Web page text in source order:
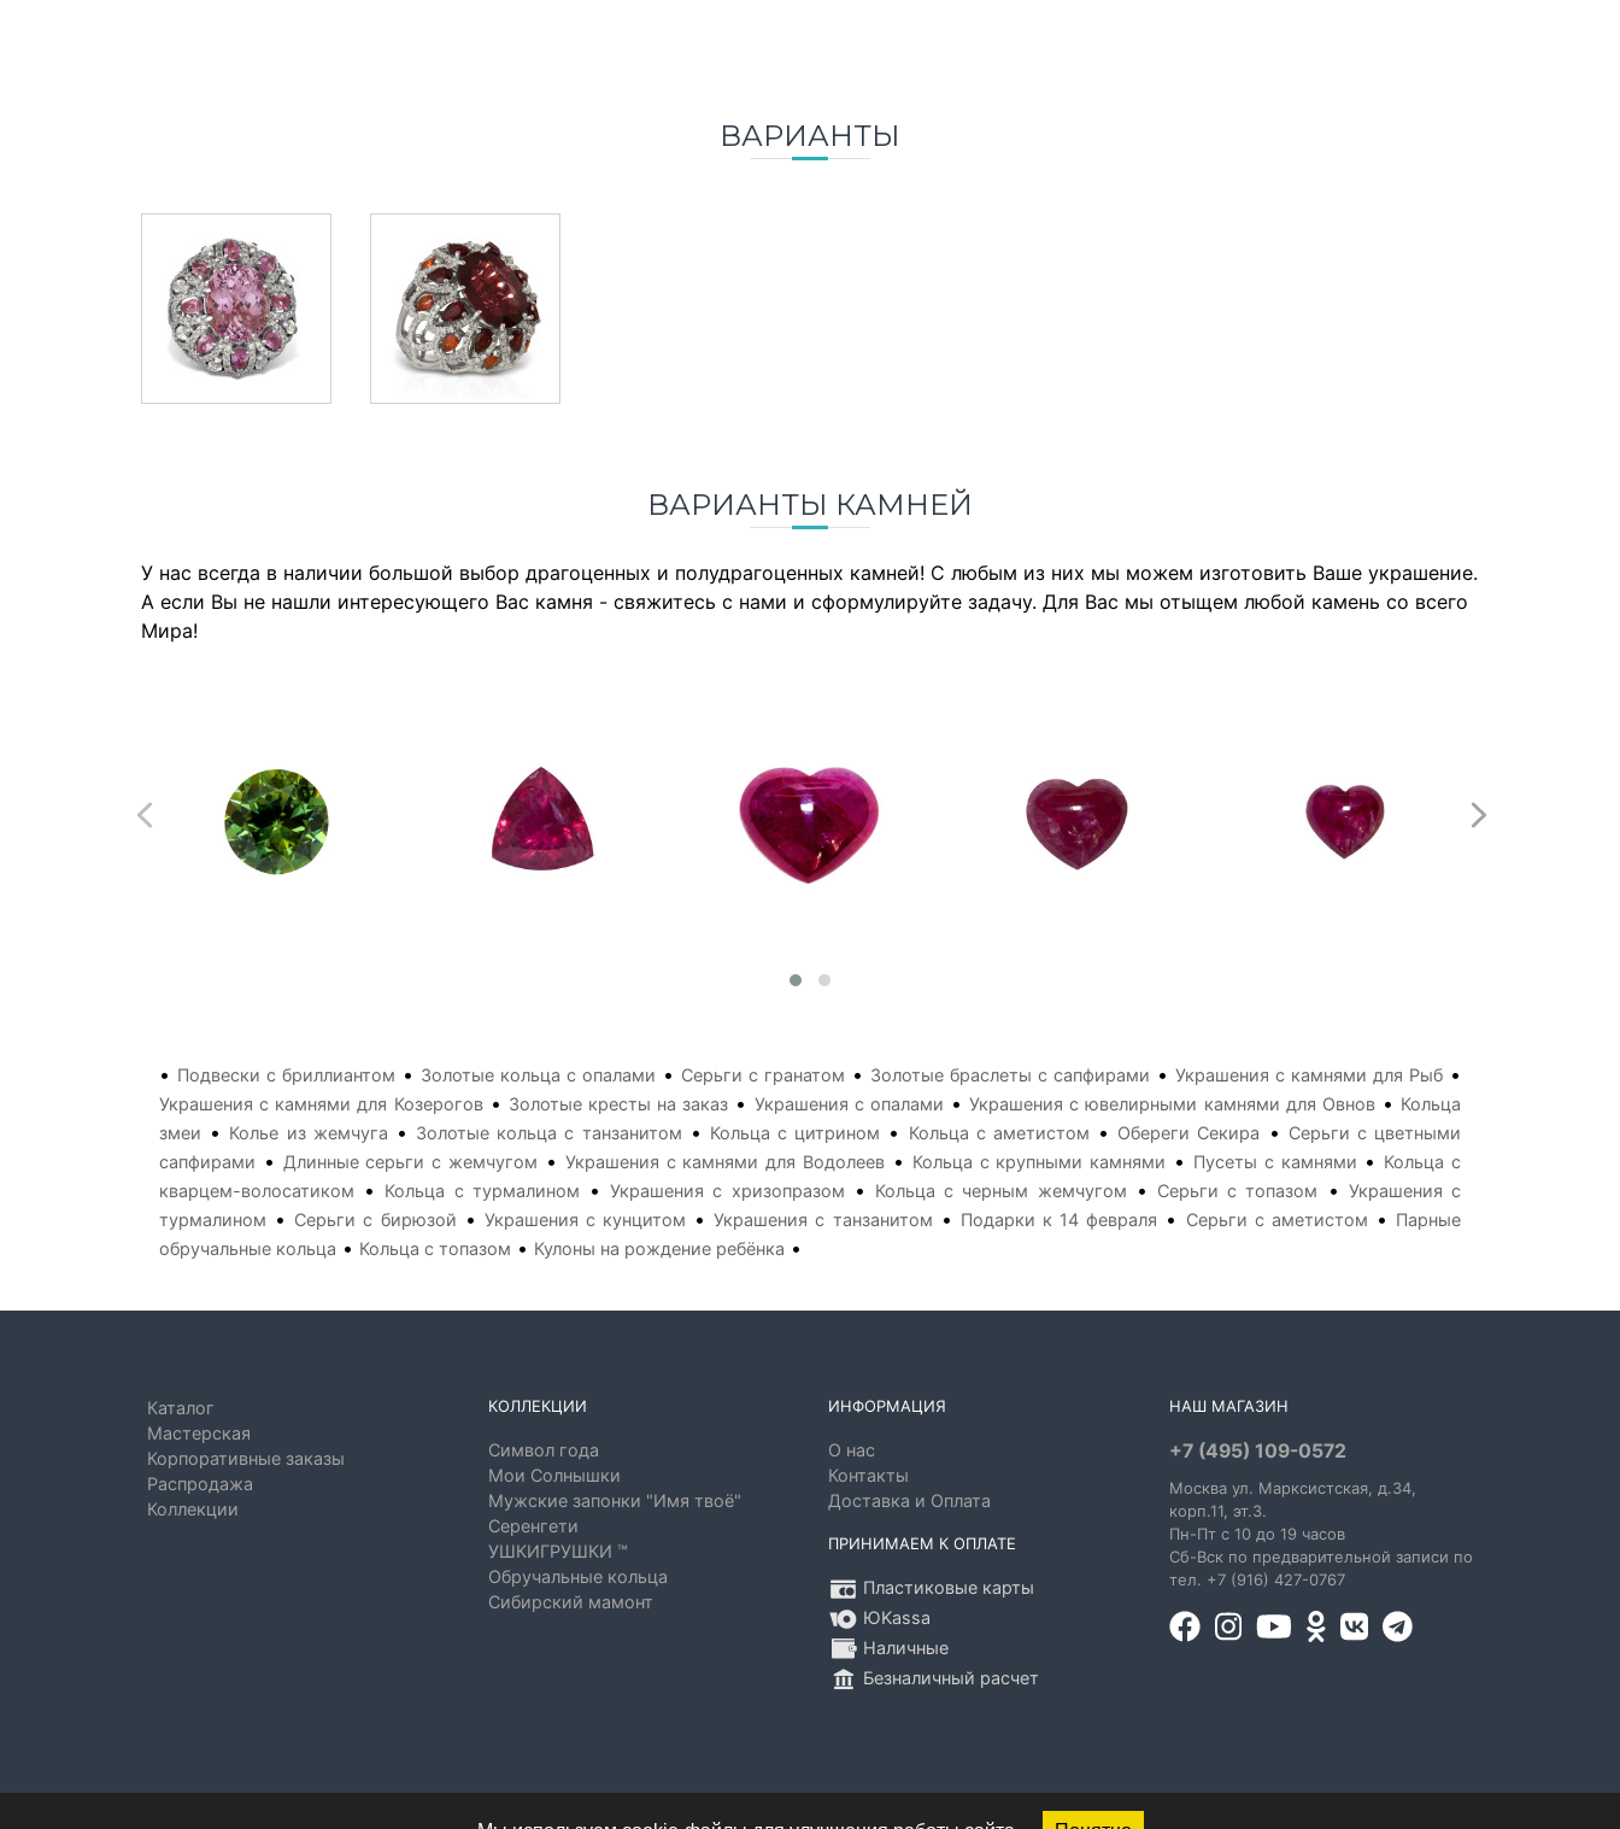
ВАРИАНТЫ
ВАРИАНТЫ КАМНЕЙ
У нас всегда в наличии большой выбор драгоценных и полудрагоценных камней! С любым из них мы можем изготовить Ваше украшение.
А если Вы не нашли интересующего Вас камня - свяжитесь с нами и сформулируйте задачу. Для Вас мы отыщем любой камень со всего
Мира!
• Подвески с бриллиантом • Золотые кольца с опалами • Серьги с гранатом • Золотые браслеты с сапфирами • Украшения с камнями для Рыб •
Украшения с камнями для Козерогов• Золотые кресты на заказ • Украшения с опалами •Украшения с ювелирными камнями для Овнов• Кольца
змеи • Колье из жемчуга • Золотые кольца с танзанитом • Кольца с цитрином • Кольца с аметистом • Обереги Секира • Серьги с цветными
сапфирами • Длинные серьги с жемчугом • Украшения с камнями для Водолеев • Кольца с крупными камнями • Пусеты с камнями • Кольца с
кварцем-волосатиком
• Кольца с турмалином •Украшения с хризопразом • Кольца с черным жемчугом • Серьги с топазом • Украшения с
турмалином • Серьги с бирюзой • Украшения с кунцитом •Украшения с танзанитом • Подарки к 14 февраля • Серьги с аметистом • Парные
обручальные кольца • Кольца с топазом • Кулоны на рождение ребёнка •
Каталог
Мастерская
Корпоративные заказы
Распродажа
Коллекции
КОЛЛЕКЦИИ
Символ года
Мои Солнышки
Мужские запонки "Имя твоё"
Серенгети
УШКИГРУШКИ ™
Обручальные кольца
Сибирский мамонт
ИНФОРМАЦИЯ
О нас
Контакты
Доставка и Оплата
ПРИНИМАЕМ К ОПЛАТЕ
Пластиковые карты
ЮKassa
Наличные
Безналичный расчет
НАШ МАГАЗИН
+7 (495) 109-0572
Москва ул. Марксистская, д.34,
корп.11, эт.3.
Пн-Пт c 10 до 19 часов
Сб-Вск по предварительной записи по
тел. +7 (916) 427-0767